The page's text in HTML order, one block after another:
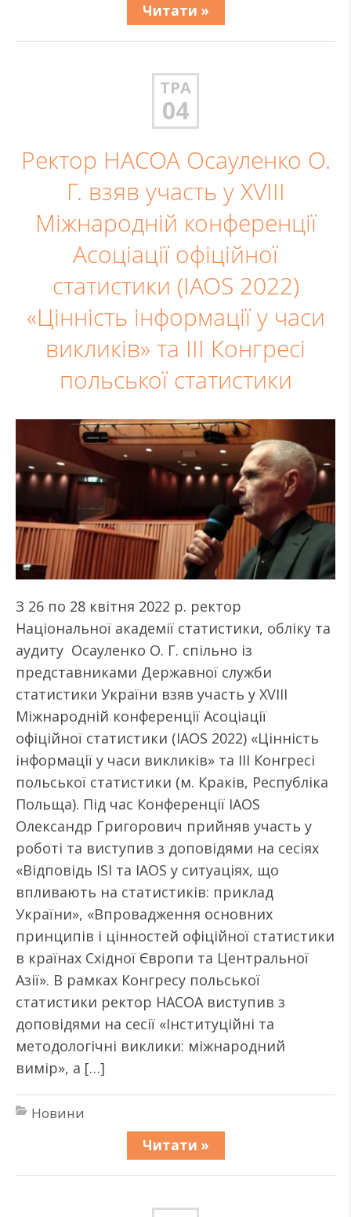
Читати »
ТРА
04
Ректор НАСОА Осауленко О.
Г. взяв участь у XVIII
Міжнародній конференції
Асоціації офіційної
статистики (IAOS 2022)
«Цінність інформації у часи
викликів» та ІІІ Конгресі
польської статистики
З 26 по 28 квітня 2022 р. ректор
Національної академії статистики, обліку та
аудиту Осауленко О. Г. спільно із
представниками Державної служби
статистики України взяв участь у XVIII
Міжнародній конференції Асоціації
офіційної статистики (IAOS 2022) «Цінність
інформації у часи викликів» та ІІІ Конгресі
польської статистики (м. Краків, Республіка
Польща). Під час Конференції IAOS
Олександр Григорович прийняв участь у
роботі та виступив з доповідями на сесіях
«Відповідь ISI та IAOS у ситуаціях, що
впливають на статистиків: приклад
України», «Впровадження основних
принципів і цінностей офіційної статистики
в країнах Східної Європи та Центральної
Азії». В рамках Конгресу польської
статистики ректор НАСОА виступив з
доповідями на сесії «Інституційні та
методологічні виклики: міжнародний
вимір», а […]
Новини
Читати »